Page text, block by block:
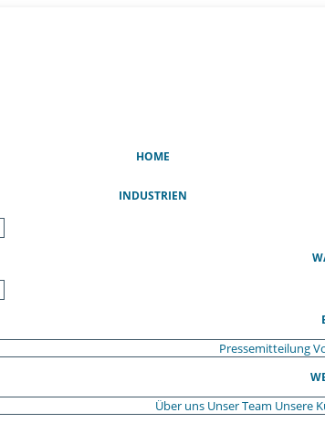
HOME
INDUSTRIEN
Pressemitteilung
Über uns Unser Team Unsere